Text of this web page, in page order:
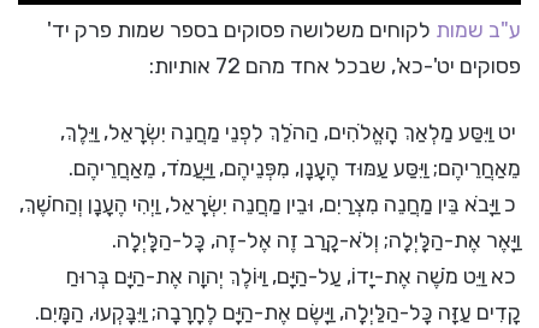
ע"ב שמות לקוחים משלושה פסוקים בספר שמות פרק יד'
פסוקים יט'-כא', שבכל אחד מהם 72 אותיות:
יט וַיִּסַּע מַלְאַךְ הָאֱלֹהִים, הַהֹלֵךְ לִפְנֵי מַחֲנֵה יִשְׂרָאֵל, וַיֵּלֶךְ,
מֵאַחֲרֵיהֶם; וַיִּסַּע עַמּוּד הֶעָנָן, מִפְּנֵיהֶם, וַיַּעֲמֹד, מֵאַחֲרֵיהֶם.
כ וַיָּבֹא בֵּין מַחֲנֵה מִצְרַיִם, וּבֵין מַחֲנֵה יִשְׂרָאֵל, וַיְהִי הֶעָנָן וְהַחֹשֶׁךְ,
וַיָּאֶר אֶת-הַלָּיְלָה; וְלֹא-קָרַב זֶה אֶל-זֶה, כָּל-הַלָּיְלָה.
כא וַיֵּט מֹשֶׁה אֶת-יָדוֹ, עַל-הַיָּם, וַיּוֹלֶךְ יְהוָה אֶת-הַיָּם בְּרוּחַ
קָדִים עַזָּה כָּל-הַלַּיְלָה, וַיָּשֶׂם אֶת-הַיָּם לֶחָרָבָה; וַיִּבָּקְעוּ, הַמָּיִם.